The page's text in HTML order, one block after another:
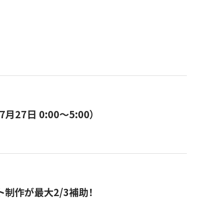
月27日 0:00〜5:00）
作が最大2/3補助！